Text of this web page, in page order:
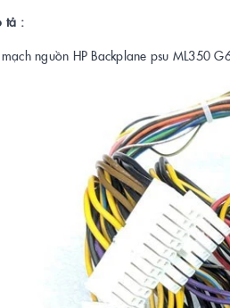
tả :
mạch nguồn HP Backplane psu ML350